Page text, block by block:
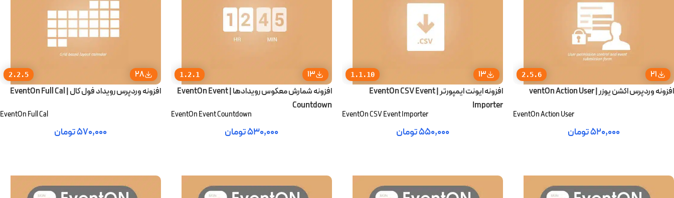
21
2.5.6
افزونه وردپرس اکشن یوزر | ventOn Action User
EventOn Action User
۵۲۰,۰۰۰تومان
13
1.1.10
افزونه ایونت ایمپورتر | EventOn CSV Event
Importer
EventOn CSV Event Importer
۵۵۰,۰۰۰تومان
13
1.2.1
افزونه شمارش معکوس رویدادها | EventOn Event
Countdown
EventOn Event Countdown
۵۳۰,۰۰۰تومان
28
2.2.5
افزونه وردپرس رویداد فول کال | EventOn Full Cal
EventOn Full Cal
۵۷۰,۰۰۰تومان